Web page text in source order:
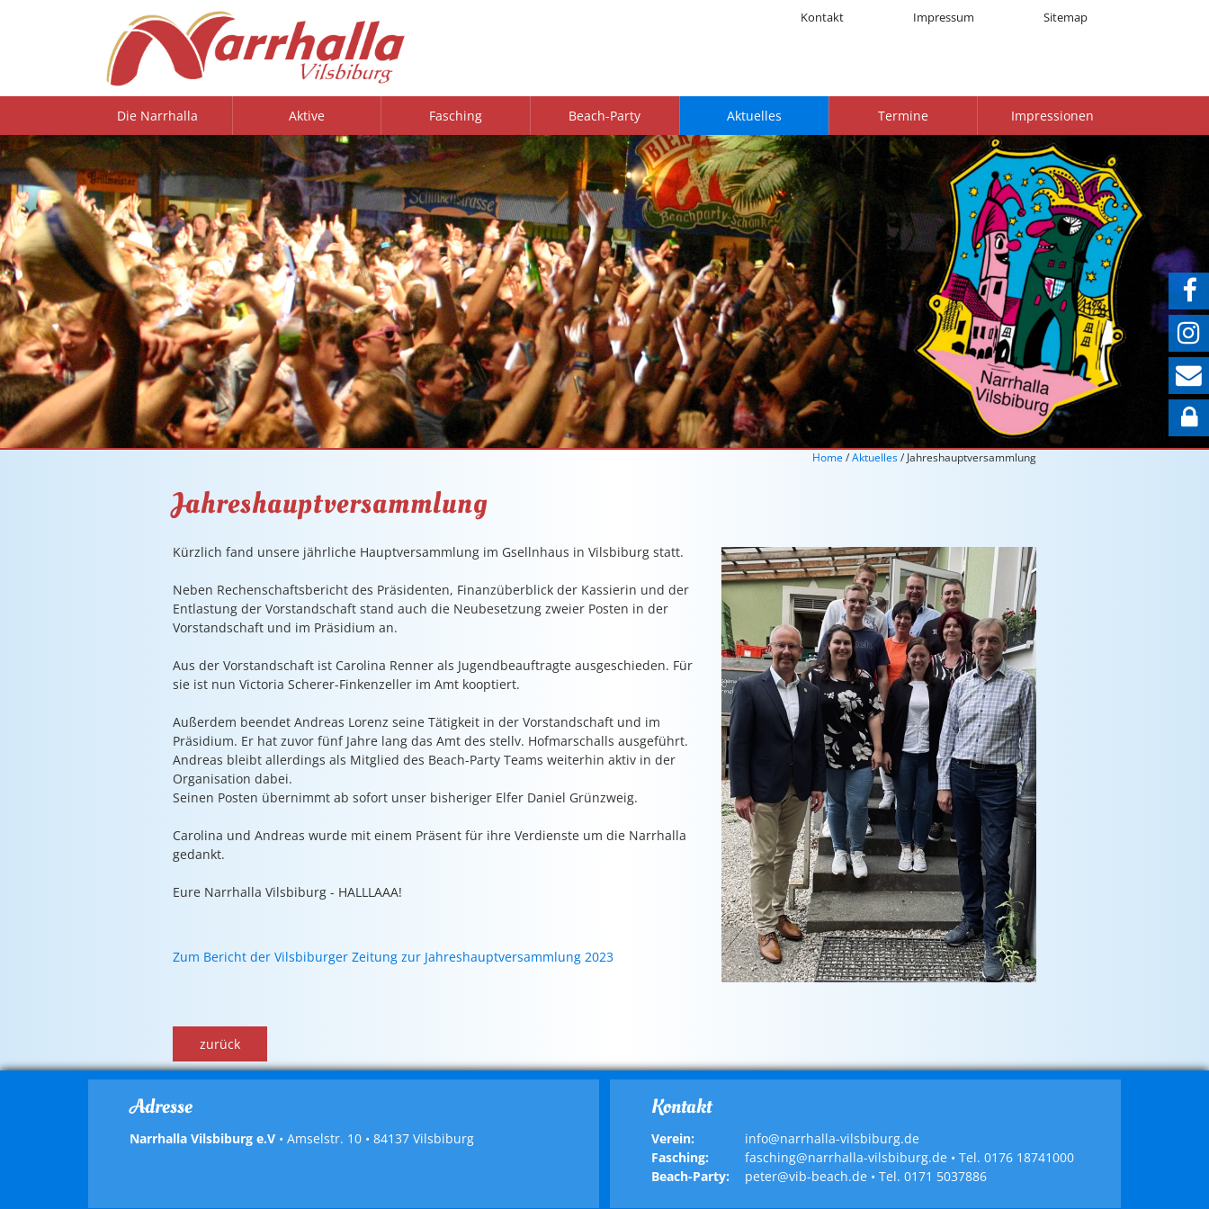
Kontakt Impressum Sitemap
Die Narrhalla Aktive Fasching Beach-Party Aktuelles Termine Impressionen
Home /Aktuelles/ Jahreshauptversammlung
Jahreshauptversammlung
Kürzlich fand unsere jährliche Hauptversammlung im Gsellnhaus in Vilsbiburg statt.
Neben Rechenschaftsbericht des Präsidenten, Finanzüberblick der Kassierin und der
Entlastung der Vorstandschaft stand auch die Neubesetzung zweier Posten in der
Vorstandschaft und im Präsidium an.
Aus der Vorstandschaft ist Carolina Renner als Jugendbeauftragte ausgeschieden. Für
sie ist nun Victoria Scherer-Finkenzeller im Amt kooptiert.
Außerdem beendet Andreas Lorenz seine Tätigkeit in der Vorstandschaft und im
Präsidium. Er hat zuvor fünf Jahre lang das Amt des stellv. Hofmarschalls ausgeführt.
Andreas bleibt allerdings als Mitglied des Beach-Party Teams weiterhin aktiv in der
Organisation dabei.
Seinen Posten übernimmt ab sofort unser bisheriger Elfer Daniel Grünzweig.
Carolina und Andreas wurde mit einem Präsent für ihre Verdienste um die Narrhalla
gedankt.
Eure Narrhalla Vilsbiburg - HALLLAAA!
Zum Bericht der Vilsbiburger Zeitung zur Jahreshauptversammlung 2023
zurück
Adresse
Narrhalla Vilsbiburg e.V • Amselstr. 10 • 84137 Vilsbiburg
Kontakt
Verein:
info@narrhalla-vilsbiburg.de
Fasching:
fasching@narrhalla-vilsbiburg.de • Tel.0176 18741000
Beach-Party:
peter@vib-beach.de • Tel.0171 5037886



